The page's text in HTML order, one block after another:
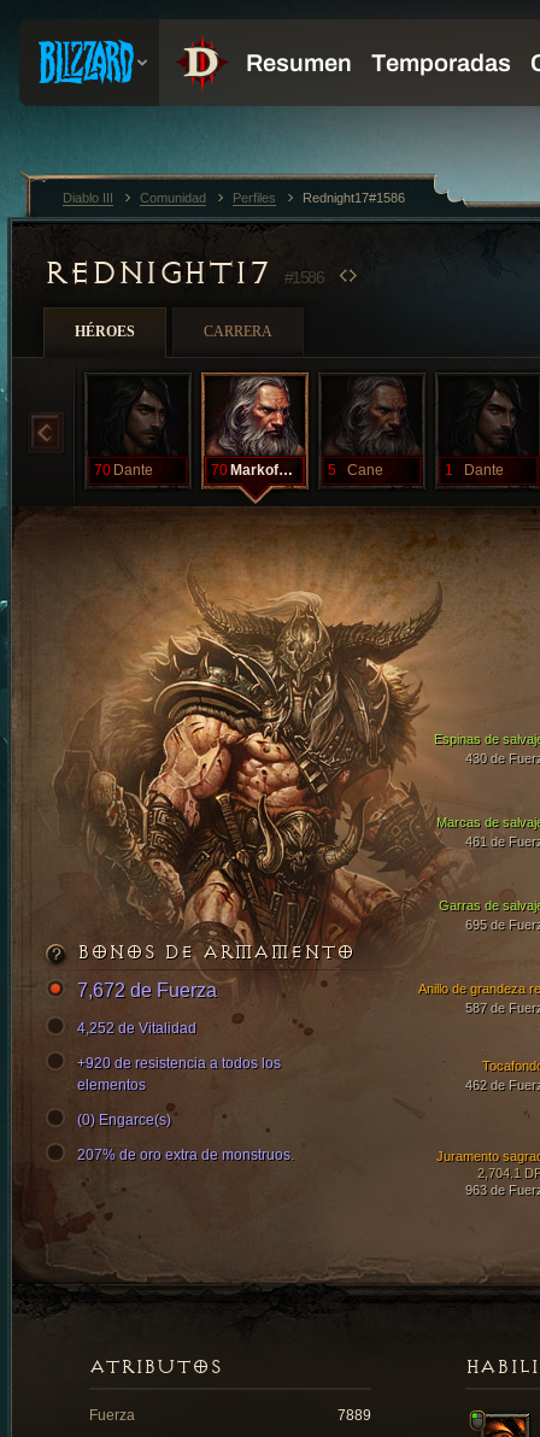
REDNIGHT17 #1586
HÉROES CARRERA
70 Dante 70 MarkofCain 5 Cane 1 Dante
Marcas de
461 de
Garras de
695 de
Espinas de
430 de
462 de
Juramento
2,704.1
963 de
Anillo de grandeza
587 de
BONOS DE ARMAMENTO
7,672 de Fuerza
4,252 de Vitalidad
+920 de resistencia a todos los
elementos
(0) Engarce(s)
207% de oro extra de monstruos.
ATRIBUTOS
Fuerza
7889
Diablo III Comunidad Perfiles Rednight17#1586